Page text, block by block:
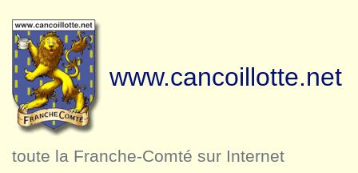
www.cancoillotte.net
toute la Franche-Comté sur Internet